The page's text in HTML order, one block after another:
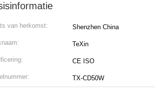
van herkomst: Shenzhen China
TeXin
CE ISO
TX-CD50W